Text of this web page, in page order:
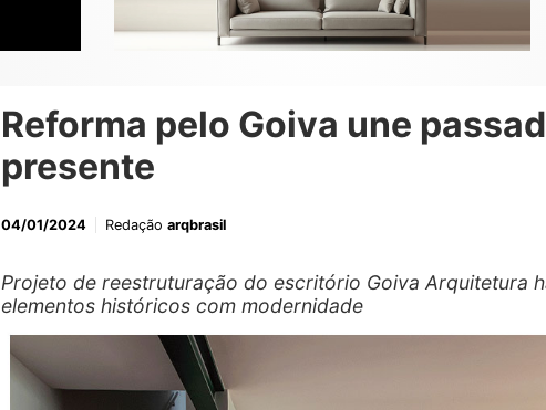
Reforma pelo Goiva une
presente
04/01/2024 Redação arqbrasil
Projeto de reestruturação do escritório Goiva Arquitetura
elementos históricos com modernidade